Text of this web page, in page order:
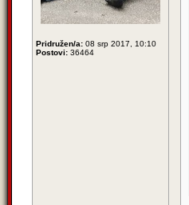
Pridružen/a: 08 srp 2017, 10:10
Postovi: 36464